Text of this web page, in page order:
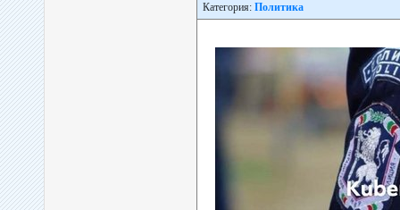
Категория: Политика